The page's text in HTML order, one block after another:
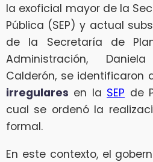
la exoficial mayor de la
Pública (SEP) y actual
de la Secretaría de
Administración,
Calderón, se identificaron
irregulares en la SEP de
cual se ordenó la
formal.
En este contexto, el